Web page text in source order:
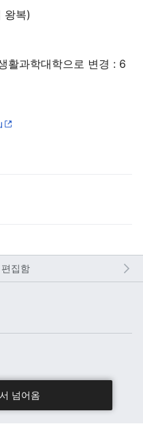
주 편
왕복)
활과학대학으로 변경 : 6
집함
넘어옴